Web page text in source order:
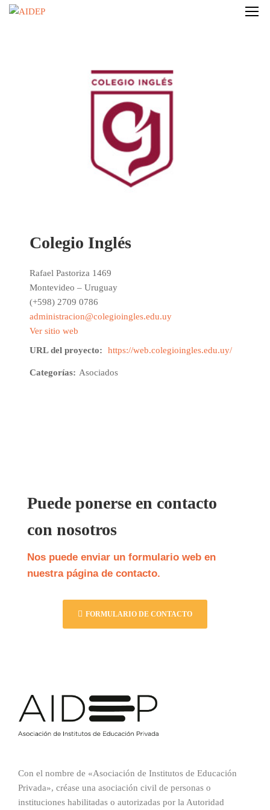
Colegio Inglés
Rafael Pastoriza 1469
Montevideo – Uruguay
(+598) 2709 0786
administracion@colegioingles.edu.uy
Ver sitio web
URL del proyecto:
https://web.colegioingles.edu.uy/
Categorías: Asociados
Puede ponerse en contacto
con nosotros
Nos puede enviar un formulario web en
nuestra página de contacto.
FORMULARIO DE CONTACTO
Con el nombre de «Asociación de Institutos de Educación
Privada», créase una asociación civil de personas o
instituciones habilitadas o autorizadas por la Autoridad